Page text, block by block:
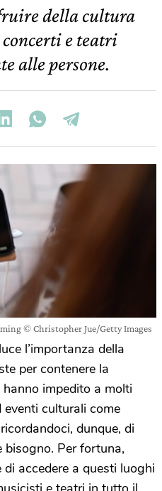
della cultura
e teatri
alle persone.
© Christopher Jue/Getty Images
l’importanza della
per contenere la
hanno impedito a molti
eventi culturali come
dunque, di
bisogno. Per fortuna,
di accedere a questi luoghi